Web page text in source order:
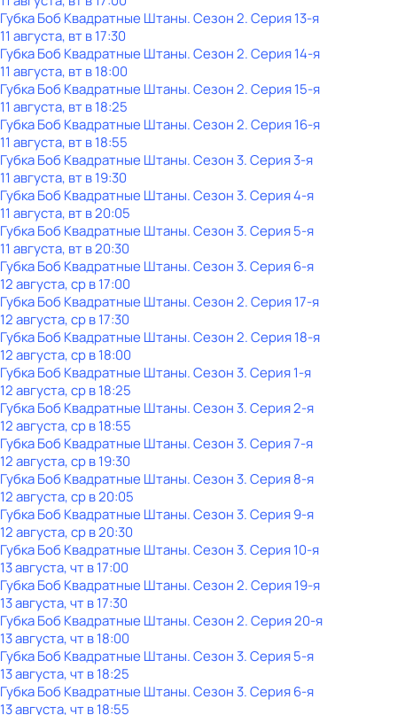
Губка Боб Квадратные Штаны. Сезон 2. Серия 13-я
11 августа, вт в 17:30
Губка Боб Квадратные Штаны. Сезон 2. Серия 14-я
11 августа, вт в 18:00
Губка Боб Квадратные Штаны. Сезон 2. Серия 15-я
11 августа, вт в 18:25
Губка Боб Квадратные Штаны. Сезон 2. Серия 16-я
11 августа, вт в 18:55
Губка Боб Квадратные Штаны. Сезон 3. Серия 3-я
11 августа, вт в 19:30
Губка Боб Квадратные Штаны. Сезон 3. Серия 4-я
11 августа, вт в 20:05
Губка Боб Квадратные Штаны. Сезон 3. Серия 5-я
11 августа, вт в 20:30
Губка Боб Квадратные Штаны. Сезон 3. Серия 6-я
12 августа, ср в 17:00
Губка Боб Квадратные Штаны. Сезон 2. Серия 17-я
12 августа, ср в 17:30
Губка Боб Квадратные Штаны. Сезон 2. Серия 18-я
12 августа, ср в 18:00
Губка Боб Квадратные Штаны. Сезон 3. Серия 1-я
12 августа, ср в 18:25
Губка Боб Квадратные Штаны. Сезон 3. Серия 2-я
12 августа, ср в 18:55
Губка Боб Квадратные Штаны. Сезон 3. Серия 7-я
12 августа, ср в 19:30
Губка Боб Квадратные Штаны. Сезон 3. Серия 8-я
12 августа, ср в 20:05
Губка Боб Квадратные Штаны. Сезон 3. Серия 9-я
12 августа, ср в 20:30
Губка Боб Квадратные Штаны. Сезон 3. Серия 10-я
13 августа, чт в 17:00
Губка Боб Квадратные Штаны. Сезон 2. Серия 19-я
13 августа, чт в 17:30
Губка Боб Квадратные Штаны. Сезон 2. Серия 20-я
13 августа, чт в 18:00
Губка Боб Квадратные Штаны. Сезон 3. Серия 5-я
13 августа, чт в 18:25
Губка Боб Квадратные Штаны. Сезон 3. Серия 6-я
13 августа, чт в 18:55